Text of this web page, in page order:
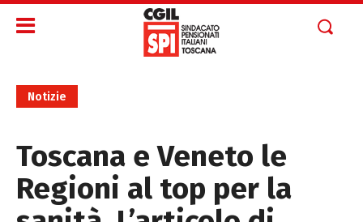
Notizie
Toscana e Veneto le
Regioni al top per la